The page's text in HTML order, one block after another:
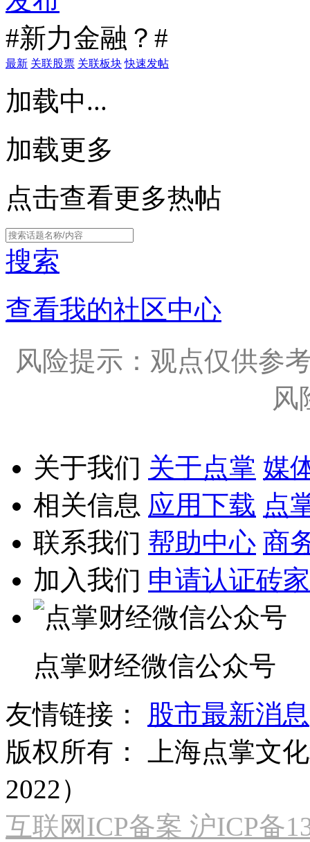
#新力金融？#
最新 关联股票 关联板块 快速发帖
加载中...
加载更多
点击查看更多热帖
搜索
查看我的社区中心
风险提示：观点仅供参
风
关于我们 关于点掌 媒
相关信息 应用下载 点
联系我们 帮助中心 商
加入我们 申请认证砖家
点掌财经微信公众号
友情链接：
股市最新消息
版权所有：
上海点掌文
2022）
互联网ICP备案 沪ICP备